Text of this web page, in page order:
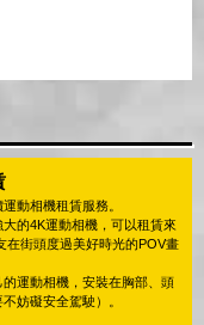
動相機租賃服務。
的4K運動相機，可以租賃來
在街頭度過美好時光的POV畫
運動相機，安裝在胸部、頭
妨礙安全駕駛）。